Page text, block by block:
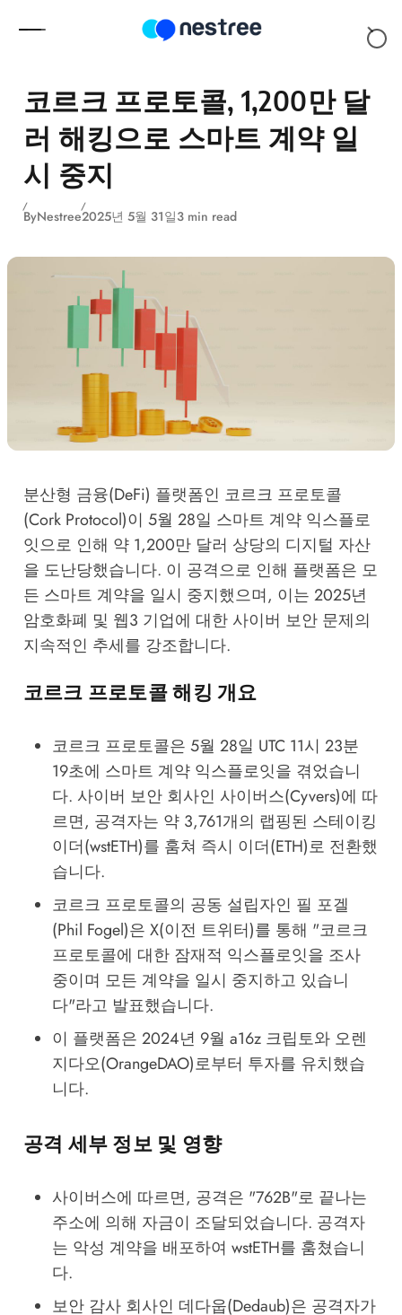
코르크 프로토콜, 1,200만 달
러 해킹으로 스마트 계약 일
시 중지
ByNestree2025년 5월 31일3 min read
분산형 금융(DeFi) 플랫폼인 코르크 프로토콜
(Cork Protocol)이 5월 28일 스마트 계약 익스플로
잇으로 인해 약 1,200만 달러 상당의 디지털 자산
을 도난당했습니다. 이 공격으로 인해 플랫폼은 모
든 스마트 계약을 일시 중지했으며, 이는 2025년
암호화폐 및 웹3 기업에 대한 사이버 보안 문제의
지속적인 추세를 강조합니다.
코르크 프로토콜 해킹 개요
코르크 프로토콜은 5월 28일 UTC 11시 23분
19초에 스마트 계약 익스플로잇을 겪었습니
다. 사이버 보안 회사인 사이버스(Cyvers)에 따
르면, 공격자는 약 3,761개의 랩핑된 스테이킹
이더(wstETH)를 훔쳐 즉시 이더(ETH)로 전환했
습니다.
코르크 프로토콜의 공동 설립자인 필 포겔
(Phil Fogel)은 X(이전 트위터)를 통해 "코르크
프로토콜에 대한 잠재적 익스플로잇을 조사
중이며 모든 계약을 일시 중지하고 있습니
다"라고 발표했습니다.
이 플랫폼은 2024년 9월 a16z 크립토와 오렌
지다오(OrangeDAO)로부터 투자를 유치했습
니다.
공격 세부 정보 및 영향
사이버스에 따르면, 공격은 "762B"로 끝나는
주소에 의해 자금이 조달되었습니다. 공격자
는 악성 계약을 배포하여 wstETH를 훔쳤습니
다.
보안 감사 회사인 데다웁(Dedaub)은 공격자가